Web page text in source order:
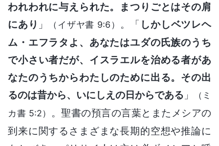
われわれに与えられた。まつりごとはその肩
にあり 」 （イザヤ書 9:6） 。「 しかしベツレヘ
ム・エフラタよ、あなたはユダの氏族のうち
で小さい者だが、イスラエルを治める者があ
なたのうちからわたしのために出る。その出
るのは昔から、いにしえの日からである 」
（ミ
カ書 5:2）
。聖書の預言の言葉とまたメシアの
到来に関するさまざまな長期的空想や推論に